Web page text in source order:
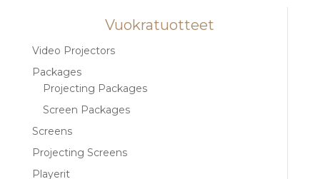
Vuokratuotteet
Video Projectors
Packages
Projecting Packages
Screen Packages
Screens
Projecting Screens
Playerit